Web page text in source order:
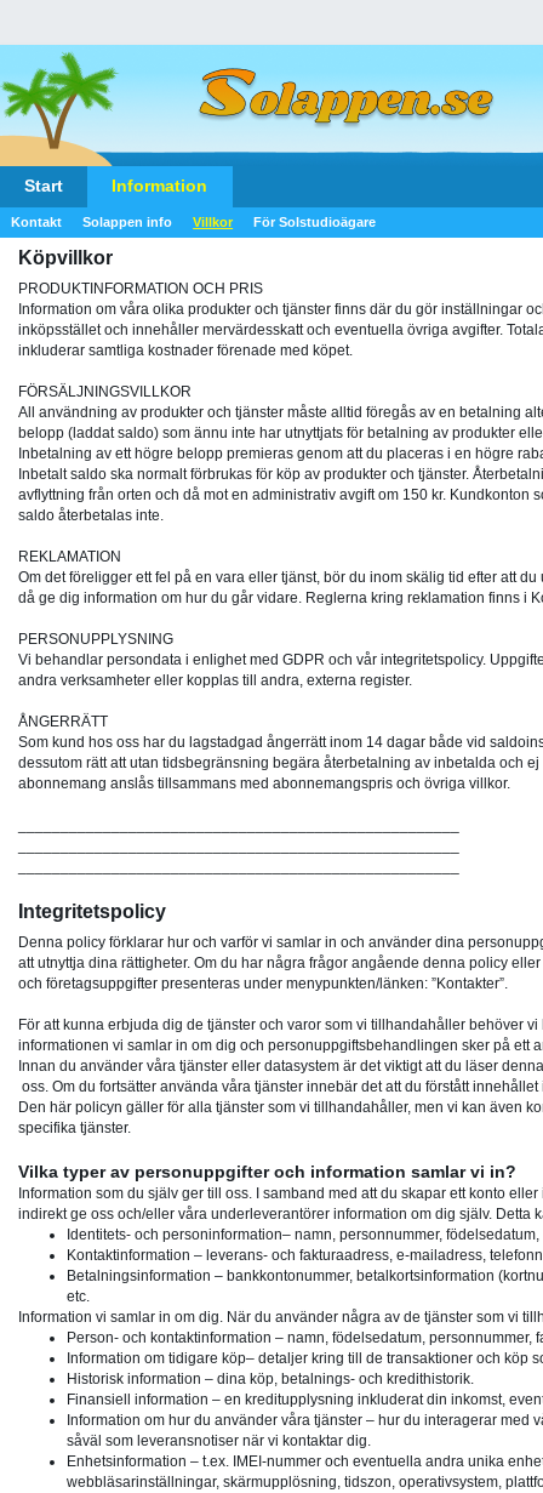
Start Information
Kontakt Solappen info Villkor För Solstudioägare
Köpvillkor
PRODUKTINFORMATION OCH PRIS
Information om våra olika produkter och tjänster finns där du gör inställningar
inköpsstället och innehåller mervärdesskatt och eventuella övriga avgifter.
inkluderar samtliga kostnader förenade med köpet.
FÖRSÄLJNINGSVILLKOR
All användning av produkter och tjänster måste alltid föregås av en betalning
belopp (laddat saldo) som ännu inte har utnyttjats för betalning av produkter
Inbetalning av ett högre belopp premieras genom att du placeras i en högre
Inbetalt saldo ska normalt förbrukas för köp av produkter och tjänster.
avflyttning från orten och då mot en administrativ avgift om 150 kr.
saldo återbetalas inte.
REKLAMATION
Om det föreligger ett fel på en vara eller tjänst, bör du inom skälig tid efter att
då ge dig information om hur du går vidare. Reglerna kring reklamation finns i
PERSONUPPLYSNING
Vi behandlar persondata i enlighet med GDPR och vår integritetspolicy.
andra verksamheter eller kopplas till andra, externa register.
ÅNGERRÄTT
Som kund hos oss har du lagstadgad ångerrätt inom 14 dagar både vid
dessutom rätt att utan tidsbegränsning begära återbetalning av inbetalda och
abonnemang anslås tillsammans med abonnemangspris och övriga villkor.
Integritetspolicy
Denna policy förklarar hur och varför vi samlar in och använder dina
att utnyttja dina rättigheter. Om du har några frågor angående denna policy
och företagsuppgifter presenteras under menypunkten/länken: ”Kontakter”.
För att kunna erbjuda dig de tjänster och varor som vi tillhandahåller behöver
informationen vi samlar in om dig och personuppgiftsbehandlingen sker på ett
Innan du använder våra tjänster eller datasystem är det viktigt att du läser
oss. Om du fortsätter använda våra tjänster innebär det att du förstått
Den här policyn gäller för alla tjänster som vi tillhandahåller, men vi kan även
specifika tjänster.
Vilka typer av personuppgifter och information samlar vi in?
Information som du själv ger till oss. I samband med att du skapar ett konto
indirekt ge oss och/eller våra underleverantörer information om dig själv. Detta
Identitets- och personinformation– namn, personnummer,
Kontaktinformation – leverans- och fakturaadress, e-mailadress,
Betalningsinformation – bankkontonummer, betalkortsinformation
etc.
Information vi samlar in om dig. När du använder några av de tjänster som vi
Person- och kontaktinformation – namn, födelsedatum, personnummer,
Information om tidigare köp– detaljer kring till de transaktioner och köp
Historisk information – dina köp, betalnings- och kredithistorik.
Finansiell information – en kreditupplysning inkluderat din inkomst,
Information om hur du använder våra tjänster – hur du interagerar med
såväl som leveransnotiser när vi kontaktar dig.
Enhetsinformation – t.ex. IMEI-nummer och eventuella andra unika
webbläsarinställningar, skärmupplösning, tidszon, operativsystem,